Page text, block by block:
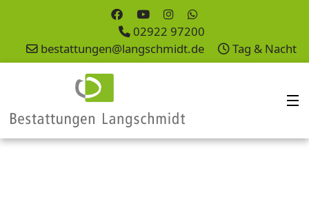
02922 97200
bestattungen@langschmidt.de
Tag & Nacht